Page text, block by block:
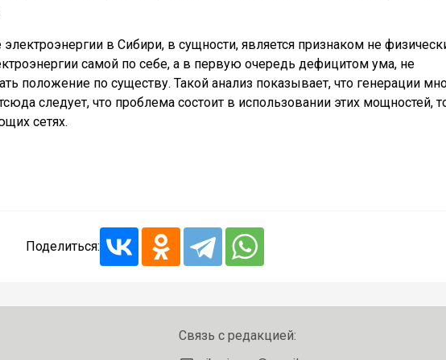
в Сибири, в сущности, является признаком не
самой по себе, а в первую очередь дефицитом ума, не
положение по существу. Такой анализ показывает, что генерации
следует, что проблема состоит в использовании этих мощностей,
сетях.
Поделиться:
Связь с редакцией: